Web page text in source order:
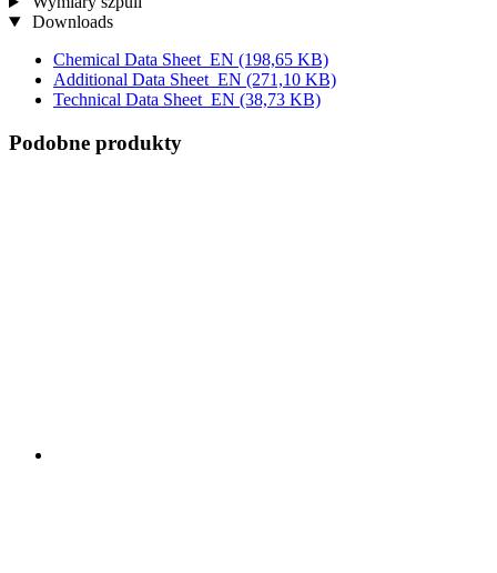
Downloads
Chemical Data Sheet_EN (198,65 KB)
Additional Data Sheet_EN (271,10 KB)
Technical Data Sheet_EN (38,73 KB)
Podobne produkty